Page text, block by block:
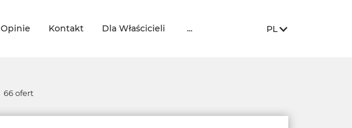
Opinie Kontakt Dla Właścicieli ... PL
66 ofert